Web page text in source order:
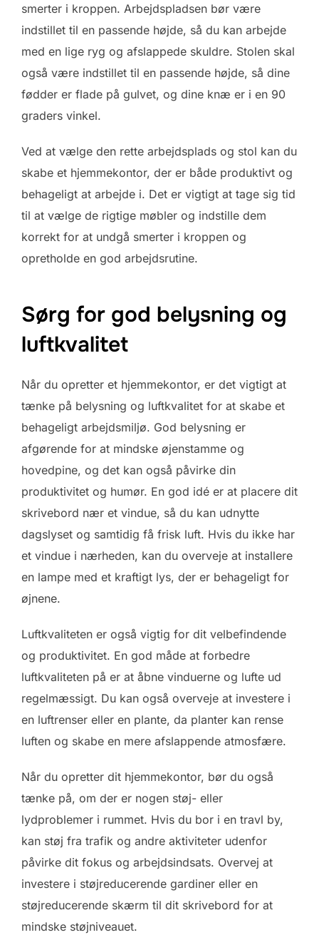
smerter i kroppen. Arbejdspladsen bør være
indstillet til en passende højde, så du kan arbejde
med en lige ryg og afslappede skuldre. Stolen skal
også være indstillet til en passende højde, så dine
fødder er flade på gulvet, og dine knæ er i en 90
graders vinkel.
Ved at vælge den rette arbejdsplads og stol kan du
skabe et hjemmekontor, der er både produktivt og
behageligt at arbejde i. Det er vigtigt at tage sig tid
til at vælge de rigtige møbler og indstille dem
korrekt for at undgå smerter i kroppen og
opretholde en god arbejdsrutine.
Sørg for god belysning og
luftkvalitet
Når du opretter et hjemmekontor, er det vigtigt at
tænke på belysning og luftkvalitet for at skabe et
behageligt arbejdsmiljø. God belysning er
afgørende for at mindske øjenstamme og
hovedpine, og det kan også påvirke din
produktivitet og humør. En god idé er at placere dit
skrivebord nær et vindue, så du kan udnytte
dagslyset og samtidig få frisk luft. Hvis du ikke har
et vindue i nærheden, kan du overveje at installere
en lampe med et kraftigt lys, der er behageligt for
øjnene.
Luftkvaliteten er også vigtig for dit velbefindende
og produktivitet. En god måde at forbedre
luftkvaliteten på er at åbne vinduerne og lufte ud
regelmæssigt. Du kan også overveje at investere i
en luftrenser eller en plante, da planter kan rense
luften og skabe en mere afslappende atmosfære.
Når du opretter dit hjemmekontor, bør du også
tænke på, om der er nogen støj- eller
lydproblemer i rummet. Hvis du bor i en travl by,
kan støj fra trafik og andre aktiviteter udenfor
påvirke dit fokus og arbejdsindsats. Overvej at
investere i støjreducerende gardiner eller en
støjreducerende skærm til dit skrivebord for at
mindske støjniveauet.